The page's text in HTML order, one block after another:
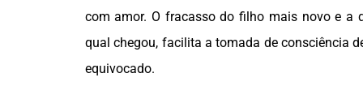
com amor. O fracasso do filho mais novo e a
qual chegou, facilita a tomada de consciência
equivocado.